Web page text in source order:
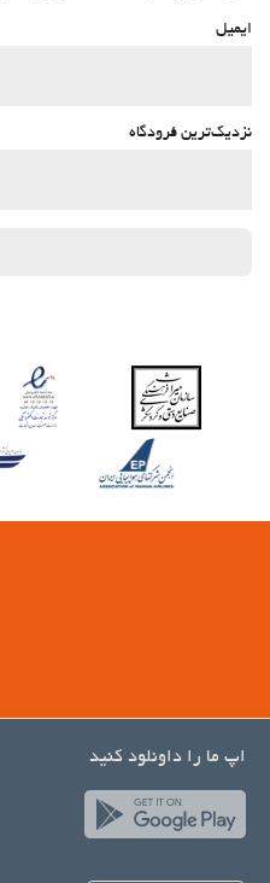
ایمیل
نزدیک‌ترین فرودگاه
اپ ما را داونلود کنید